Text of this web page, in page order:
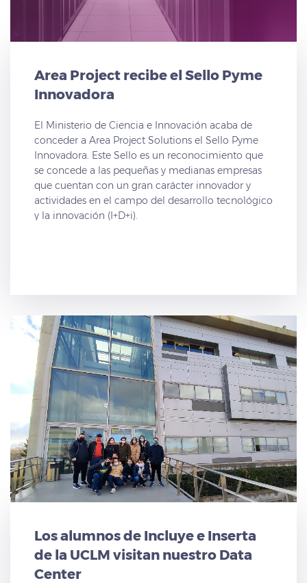
Area Project recibe el Sello Pyme
Innovadora
El Ministerio de Ciencia e Innovación acaba de
conceder a Area Project Solutions el Sello Pyme
Innovadora. Este Sello es un reconocimiento que
se concede a las pequeñas y medianas empresas
que cuentan con un gran carácter innovador y
actividades en el campo del desarrollo tecnológico
y la innovación (I+D+i).
Los alumnos de Incluye e Inserta
de la UCLM visitan nuestro Data
Center